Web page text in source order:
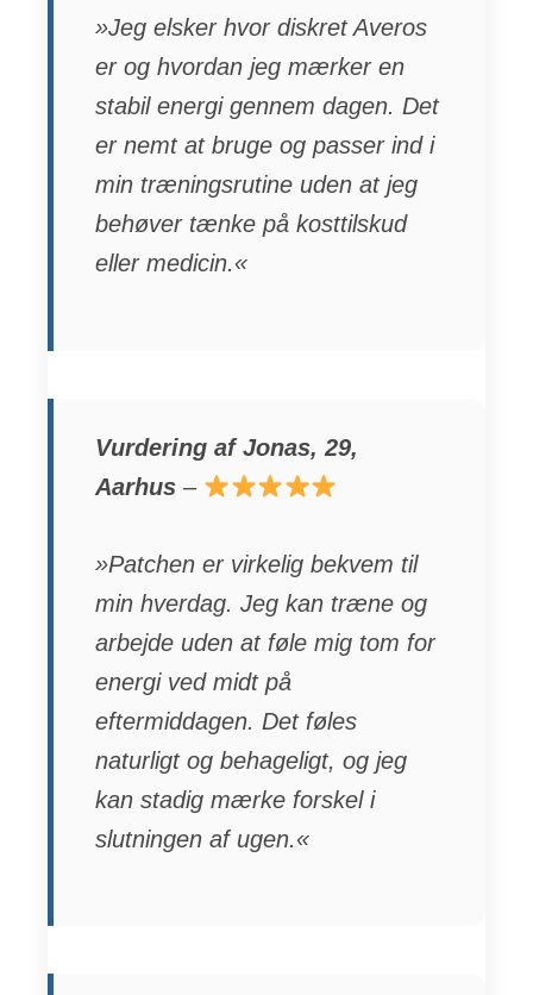
»Jeg elsker hvor diskret Averos
er og hvordan jeg mærker en
stabil energi gennem dagen. Det
er nemt at bruge og passer ind i
min træningsrutine uden at jeg
behøver tænke på kosttilskud
eller medicin.«
Vurdering af Jonas, 29,
Aarhus –
»Patchen er virkelig bekvem til
min hverdag. Jeg kan træne og
arbejde uden at føle mig tom for
energi ved midt på
eftermiddagen. Det føles
naturligt og behageligt, og jeg
kan stadig mærke forskel i
slutningen af ugen.«